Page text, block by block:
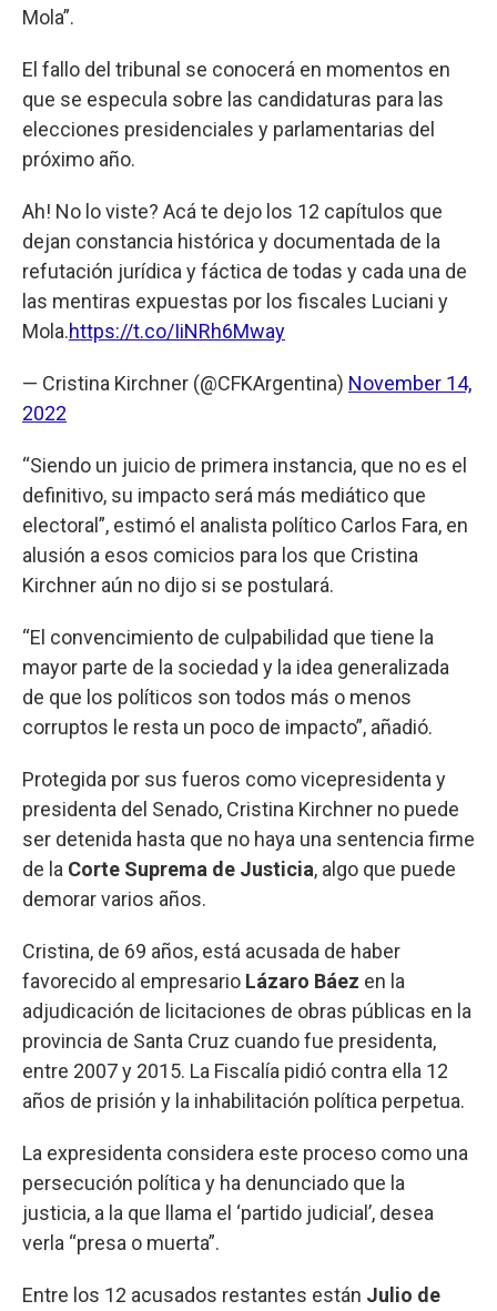
Mola”.
El fallo del tribunal se conocerá en momentos en
que se especula sobre las candidaturas para las
elecciones presidenciales y parlamentarias del
próximo año.
Ah! No lo viste? Acá te dejo los 12 capítulos que
dejan constancia histórica y documentada de la
refutación jurídica y fáctica de todas y cada una de
las mentiras expuestas por los fiscales Luciani y
Mola.https://t.co/IiNRh6Mway
— Cristina Kirchner (@CFKArgentina) November 14,
2022
“Siendo un juicio de primera instancia, que no es el
definitivo, su impacto será más mediático que
electoral”, estimó el analista político Carlos Fara, en
alusión a esos comicios para los que Cristina
Kirchner aún no dijo si se postulará.
“El convencimiento de culpabilidad que tiene la
mayor parte de la sociedad y la idea generalizada
de que los políticos son todos más o menos
corruptos le resta un poco de impacto”, añadió.
Protegida por sus fueros como vicepresidenta y
presidenta del Senado, Cristina Kirchner no puede
ser detenida hasta que no haya una sentencia firme
de la Corte Suprema de Justicia, algo que puede
demorar varios años.
Cristina, de 69 años, está acusada de haber
favorecido al empresario Lázaro Báez en la
adjudicación de licitaciones de obras públicas en la
provincia de Santa Cruz cuando fue presidenta,
entre 2007 y 2015. La Fiscalía pidió contra ella 12
años de prisión y la inhabilitación política perpetua.
La expresidenta considera este proceso como una
persecución política y ha denunciado que la
justicia, a la que llama el ‘partido judicial’, desea
verla “presa o muerta”.
Entre los 12 acusados restantes están Julio de